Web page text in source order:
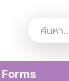
Forms